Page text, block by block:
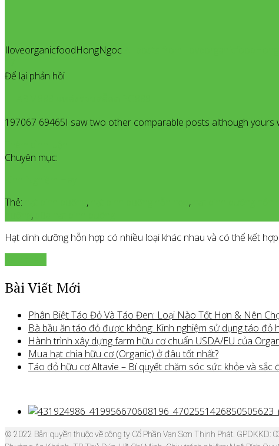
IloveorganicfoodHongNgoc
Để lại phản hồi
197067 69465I saw two other comparable posts although
Chuyên mục:
Thẻ:
, ,
,
Hạt dinh dưỡng hỗn hợp có nhiều loại khác nhau và có thể kết
Bài Viết Mới
Phân Biệt Táo Đỏ Và Táo Đen: Loại Nào Tốt Hơn & Nên
Bà bầu ăn táo đỏ được không: Kinh nghiệm sử dụng táo đỏ
Hành trình xây dựng farm hữu cơ chuẩn USDA/EU của
Mua hạt chia hữu cơ (Organic) ở đâu tốt nhất?
Táo đỏ hữu cơ Altavie – Bí quyết chăm sóc sức khỏe và sắc
© 2022 Bản quyền thuộc về công ty Cổ Phần Vạn Sơn Thịnh Phát.